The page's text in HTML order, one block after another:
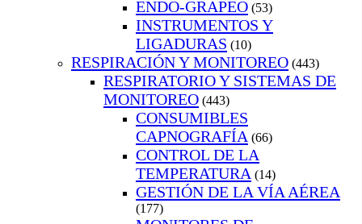
ENDO-GRAPEO (53)
INSTRUMENTOS Y
LIGADURAS (10)
RESPIRACIÓN Y MONITOREO (443)
RESPIRATORIO Y SISTEMAS DE
MONITOREO (443)
CONSUMIBLES
CAPNOGRAFÍA (66)
CONTROL DE LA
TEMPERATURA (14)
GESTIÓN DE LA VÍA AÉREA
(177)